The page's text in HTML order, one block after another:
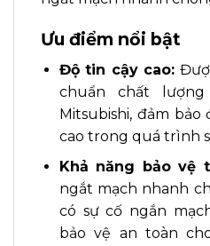
Ưu điểm nổi bật
Độ tin cậy cao:
chuẩn chất
Mitsubishi, đảm
cao trong quá trình
Khả năng bảo vệ
ngắt mạch nhanh
có sự cố ngắn
bảo vệ an toàn